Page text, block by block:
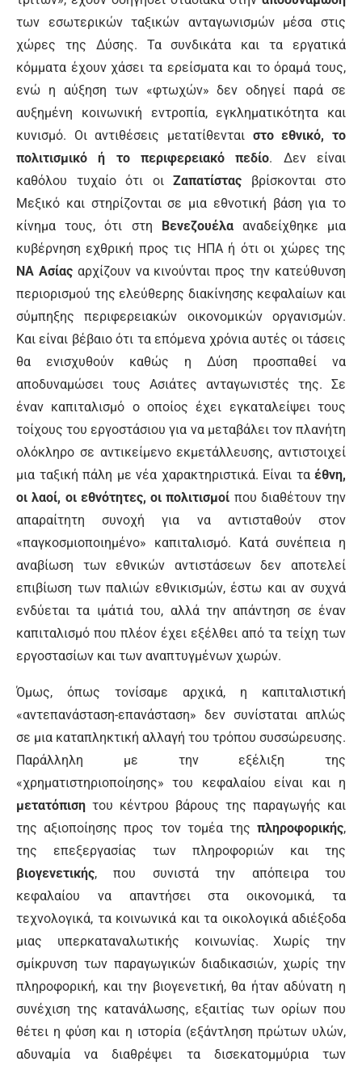
των εσωτερικών ταξικών ανταγωνισμών μέσα στις
χώρες της Δύσης. Τα συνδικάτα και τα εργατικά
κόμματα έχουν χάσει τα ερείσματα και το όραμά τους,
ενώ η αύξηση των «φτωχών» δεν οδηγεί παρά σε
αυξημένη κοινωνική εντροπία, εγκληματικότητα και
κυνισμό. Οι αντιθέσεις μετατίθενται στο εθνικό, το
πολιτισμικό ή το περιφερειακό πεδίο. Δεν είναι
καθόλου τυχαίο ότι οι Ζαπατίστας βρίσκονται στο
Μεξικό και στηρίζονται σε μια εθνοτική βάση για το
κίνημα τους, ότι στη Βενεζουέλααναδείχθηκε μια
κυβέρνηση εχθρική προς τις ΗΠΑ ή ότι οι χώρες της
ΝΑ Ασίαςαρχίζουν να κινούνται προς την κατεύθυνση
περιορισμού της ελεύθερης διακίνησης κεφαλαίων και
σύμπηξης περιφερειακών οικονομικών οργανισμών.
Και είναι βέβαιο ότι τα επόμενα χρόνια αυτές οι τάσεις
θα ενισχυθούν καθώς η Δύση προσπαθεί να
αποδυναμώσει τους Ασιάτες ανταγωνιστές της. Σε
έναν καπιταλισμό ο οποίος έχει εγκαταλείψει τους
τοίχους του εργοστάσιου για να μεταβάλει τον πλανήτη
ολόκληρο σε αντικείμενο εκμετάλλευσης, αντιστοιχεί
μια ταξική πάλη με νέα χαρακτηριστικά. Είναι τα έθνη,
οι λαοί, οι εθνότητες, οι πολιτισμοί που διαθέτουν την
απαραίτητη συνοχή για να αντισταθούν στον
«παγκοσμιοποιημένο» καπιταλισμό. Κατά συνέπεια η
αναβίωση των εθνικών αντιστάσεων δεν αποτελεί
επιβίωση των παλιών εθνικισμών, έστω και αν συχνά
ενδύεται τα ιμάτιά του, αλλά την απάντηση σε έναν
καπιταλισμό που πλέον έχει εξέλθει από τα τείχη των
εργοστασίων και των αναπτυγμένων χωρών.
Όμως, όπως τονίσαμε αρχικά, η καπιταλιστική
«αντεπανάσταση-επανάσταση» δεν συνίσταται απλώς
σε μια καταπληκτική αλλαγή του τρόπου συσσώρευσης.
Παράλληλη με την εξέλιξη της
«χρηματιστηριοποίησης» του κεφαλαίου είναι και η
μετατόπιση του κέντρου βάρους της παραγωγής και
της αξιοποίησης προς τον τομέα της πληροφορικής,
της επεξεργασίας των πληροφοριών και της
βιογενετικής, που συνιστά την απόπειρα του
κεφαλαίου να απαντήσει στα οικονομικά, τα
τεχνολογικά, τα κοινωνικά και τα οικολογικά αδιέξοδα
μιας υπερκαταναλωτικής κοινωνίας. Χωρίς την
σμίκρυνση των παραγωγικών διαδικασιών, χωρίς την
πληροφορική, και την βιογενετική, θα ήταν αδύνατη η
συνέχιση της κατανάλωσης, εξαιτίας των ορίων που
θέτει η φύση και η ιστορία (εξάντληση πρώτων υλών,
αδυναμία να διαθρέψει τα δισεκατομμύρια των